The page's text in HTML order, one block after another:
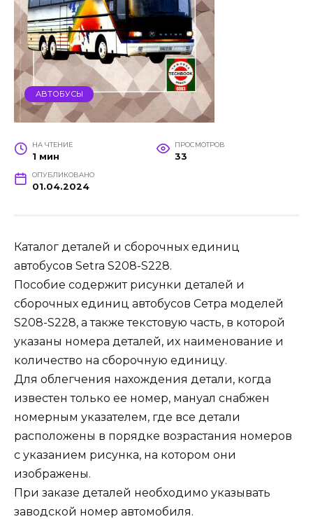
АВТОБУСЫ
НА ЧТЕНИЕ
1 мин
ПРОСМОТРОВ
33
ОПУБЛИКОВАНО
01.04.2024
Каталог деталей и сборочных единиц
автобусов Setra S208-S228.
Пособие содержит рисунки деталей и
сборочных единиц автобусов Сетра моделей
S208-S228, а также текстовую часть, в которой
указаны номера деталей, их наименование и
количество на сборочную единицу.
Для облегчения нахождения детали, когда
известен только ее номер, мануал снабжен
номерным указателем, где все детали
расположены в порядке возрастания номеров
с указанием рисунка, на котором они
изображены.
При заказе деталей необходимо указывать
заводской номер автомобиля.